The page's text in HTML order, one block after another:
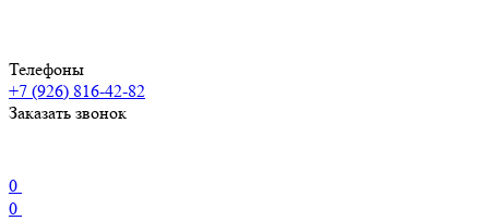
Телефоны
+7 (926) 816-42-82
Заказать звонок
0
0